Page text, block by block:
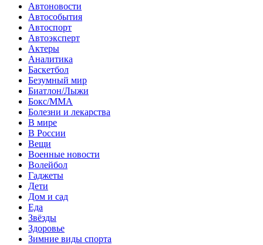
Автоновости
Автособытия
Автоспорт
Автоэксперт
Актеры
Аналитика
Баскетбол
Безумный мир
Биатлон/Лыжи
Бокс/MMA
Болезни и лекарства
В мире
В России
Вещи
Военные новости
Волейбол
Гаджеты
Дети
Дом и сад
Еда
Звёзды
Здоровье
Зимние виды спорта